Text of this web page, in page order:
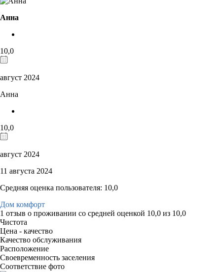
Анна
10,0
август 2024
Анна
10,0
август 2024
11 августа 2024
Средняя оценка пользователя: 10,0
Дом комфорт
1 отзыв о проживании со средней оценкой 10,0 из 10,0
Чистота
Цена - качество
Качество обслуживания
Расположение
Своевременность заселения
Соответствие фото